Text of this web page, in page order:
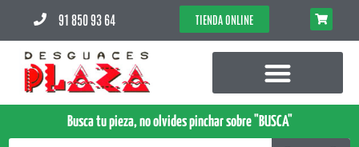
91 850 93 64 TIENDA ONLINE
Busca tu pieza, no olvides pinchar sobre "BUSCA"